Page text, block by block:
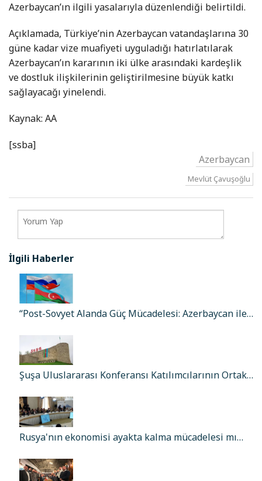
Azerbaycan’ın ilgili yasalarıyla düzenlendiği belirtildi.
Açıklamada, Türkiye’nin Azerbaycan vatandaşlarına 30
güne kadar vize muafiyeti uyguladığı hatırlatılarak
Azerbaycan’ın kararının iki ülke arasındaki kardeşlik
ve dostluk ilişkilerinin geliştirilmesine büyük katkı
sağlayacağı yinelendi.
Kaynak: AA
[ssba]
Azerbaycan
Mevlüt Çavuşoğlu
İlgili Haberler
“Post-Sovyet Alanda Güç Mücadelesi: Azerbaycan ile…
Şuşa Uluslararası Konferansı Katılımcılarının Ortak…
Rusya'nın ekonomisi ayakta kalma mücadelesi mı…